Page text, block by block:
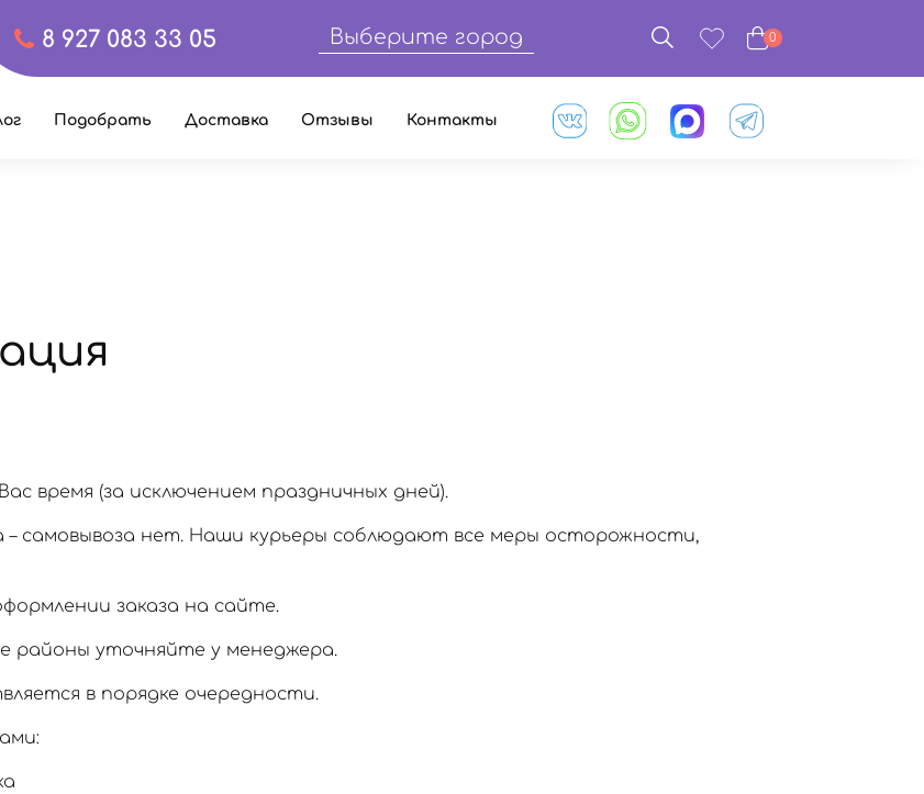
8 927 083 33 05 Выберите город 0
Подобрать Доставка Отзывы Контакты
время (за исключением праздничных дней).
– самовывоза нет. Наши курьеры соблюдают все меры осторожности,
заказа на сайте.
районы уточняйте у менеджера.
в порядке очередности.